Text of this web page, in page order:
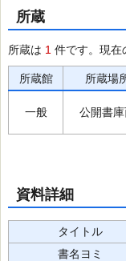
所蔵
所蔵は 1 件です。現在
所蔵館 所蔵場
一般 公開書
資料詳細
タイトル
書名ヨミ